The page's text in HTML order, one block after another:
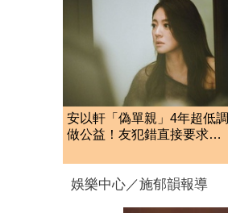
安以軒「偽單親」4年超低調
做公益！友犯錯直接要求：
娛樂中心／施郁韻報導